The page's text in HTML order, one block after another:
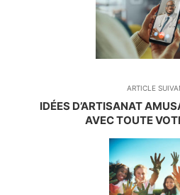
ARTICLE
IDÉES D’ARTISANAT
AVEC TOUTE